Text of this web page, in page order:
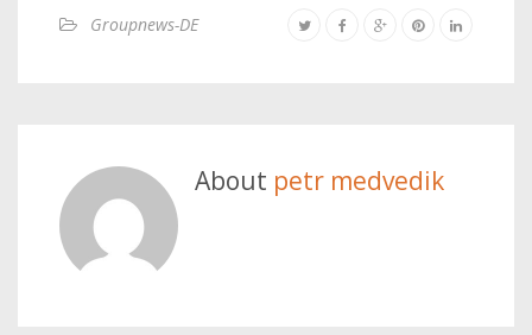
Groupnews-DE
About petr medvedik